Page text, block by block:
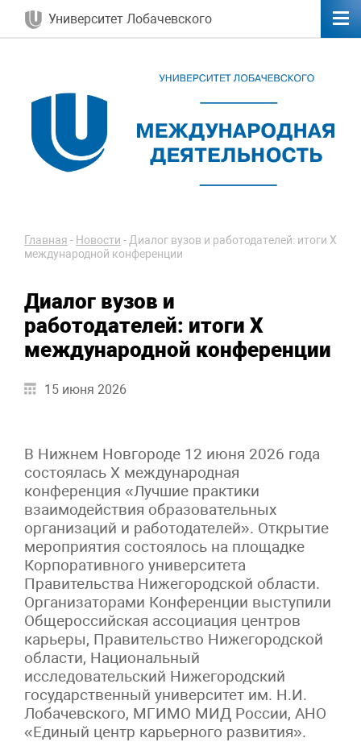
Университет Лобачевского
Главная - Новости -Диалог вузов и работодателей: итоги X
международной конференции
Диалог вузов и
работодателей: итоги X
международной конференции
15 июня 2026
В Нижнем Новгороде 12 июня 2026 года
состоялась X международная
конференция «Лучшие практики
взаимодействия образовательных
организаций и работодателей». Открытие
мероприятия состоялось на площадке
Корпоративного университета
Правительства Нижегородской области.
Организаторами Конференции выступили
Общероссийская ассоциация центров
карьеры, Правительство Нижегородской
области, Национальный
исследовательский Нижегородский
государственный университет им. Н.И.
Лобачевского, МГИМО МИД России, АНО
«Единый центр карьерного развития».